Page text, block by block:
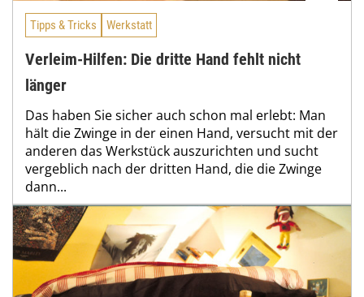
Tipps & Tricks Werkstatt
Verleim-Hilfen: Die dritte Hand fehlt nicht
länger
Das haben Sie sicher auch schon mal erlebt: Man
hält die Zwinge in der einen Hand, versucht mit der
anderen das Werkstück auszurichten und sucht
vergeblich nach der dritten Hand, die die Zwinge
dann...